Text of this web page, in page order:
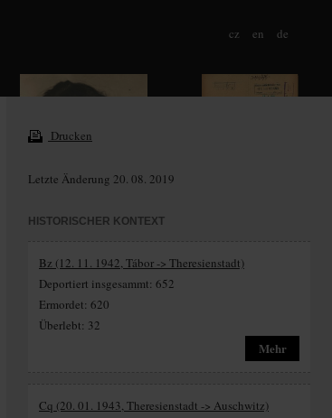
cz en de
Drucken
Letzte Änderung 20. 08. 2019
HISTORISCHER KONTEXT
Bz (12. 11. 1942, Tábor -> Theresienstadt)
Deportiert insgesammt: 652
Ermordet: 620
Überlebt: 32
Mehr
Cq (20. 01. 1943, Theresienstadt -> Auschwitz)